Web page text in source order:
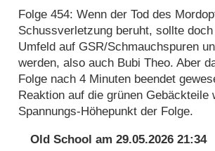
Folge 454: Wenn der Tod des
Schussverletzung beruht, sollte
Umfeld auf GSR/Schmauchspuren
werden, also auch Bubi Theo. Aber
Folge nach 4 Minuten beendet
Reaktion auf die grünen Gebäckteile
Spannungs-Höhepunkt der Folge.
Old School am29.05.2026 21:34